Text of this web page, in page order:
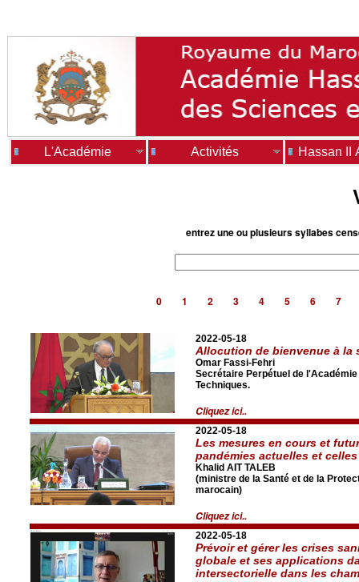
L'Académie Activités Hassan II
entrez une ou plusieurs syllabes
0 1 2 3 4 5 6 7
2022-05-18
Allocution de bienvenue à la
Omar Fassi-Fehri
Secrétaire Perpétuel de
Techniques.
Cliquez ici..
2022-05-18
Les mesures en cours et
pandémies actuelles et
Khalid AIT TALEB
(ministre de la Santé et de la
marocain)
Cliquez ici..
2022-05-18
Prévoir et gérer les crises
globale et ses applications
intersectorielle dans les